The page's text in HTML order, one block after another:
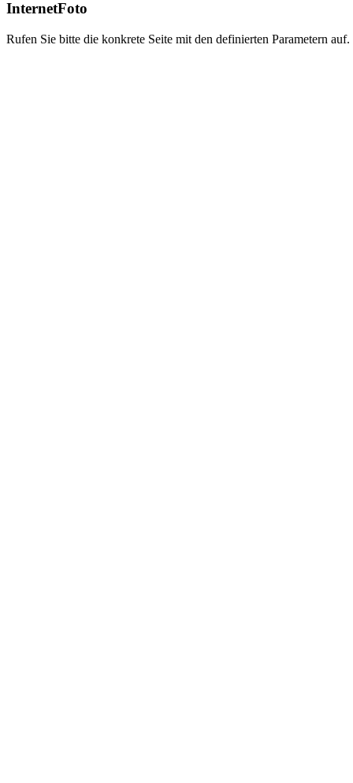
InternetFoto
Rufen Sie bitte die konkrete Seite mit den definierten Parametern auf.